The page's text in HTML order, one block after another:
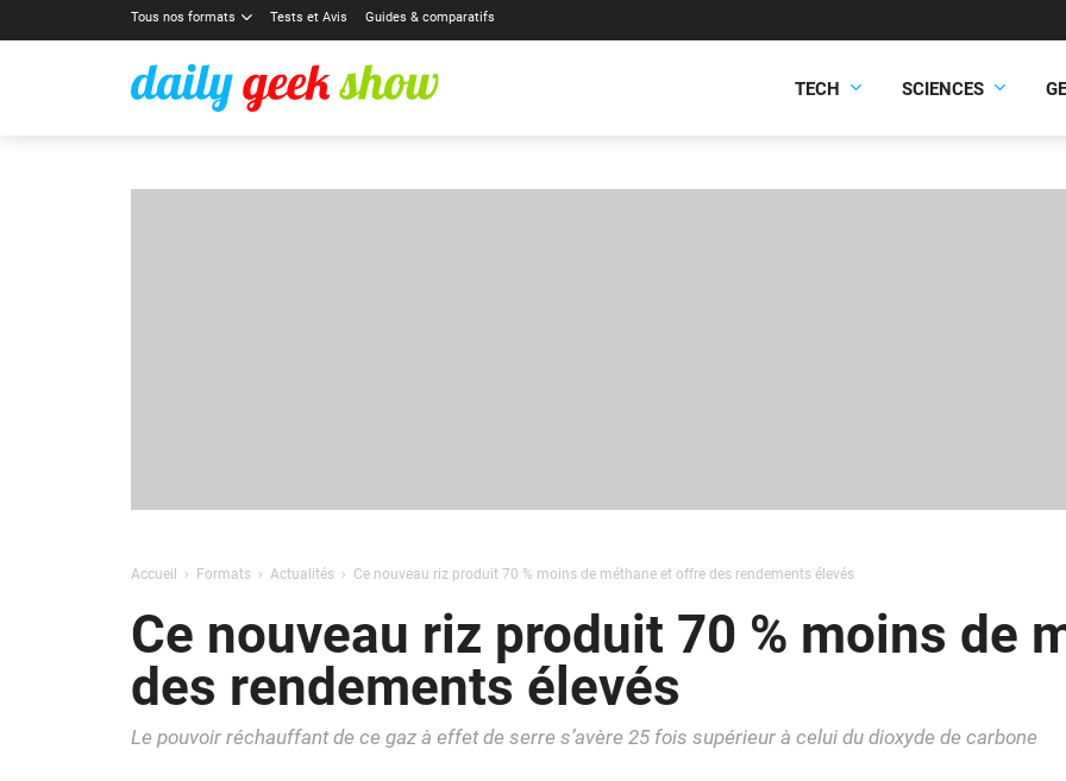
Tous nos formats Tests et Avis Guides & comparatifs
TECH SCIENCES
Accueil Formats Actualités Ce nouveau riz produit 70 % moins de méthane et offre des rendements élevés
Ce nouveau riz produit 70 % moins de
des rendements élevés
Le pouvoir réchauffant de ce gaz à effet de serre s’avère 25 fois supérieur à celui du dioxyde de carbone